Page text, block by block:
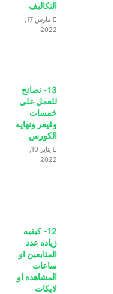
التكاليف
مارس 17,
2022
13- نصائح
للعمل علي
خمسات
وفيفر ونهايه
الكورس
يناير 10,
2022
12- كيفيه
زياده عدد
المتابعين او
ساعات
المشاهده او
لايكات